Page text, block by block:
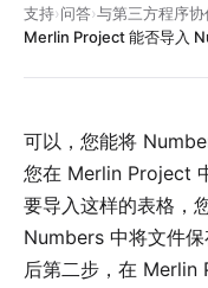
支持›问答›与第三方程序协
Merlin Project 能否导入
可以，您能将
您在 Merlin Project
要导入这样的表格，
Numbers 中将文件
后第二步，在 Merlin